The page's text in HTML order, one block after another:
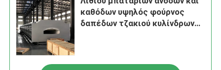
καθόδων υψηλός φούρνος
δαπέδων τζακιού κυλίνδρων